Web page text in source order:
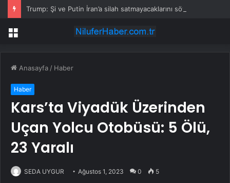
Trump: Şi ve Putin İran’a silah satmayacaklarını söyledi
Menü
Anasayfa / Haber
Haber
Kars’ta Viyadük Üzerinden
Uçan Yolcu Otobüsü: 5 Ölü,
23 Yaralı
SEDA UYGUR Ağustos 1, 2023 0 5